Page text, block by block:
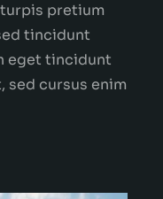
pretium
tincidunt
eget tincidunt
sed cursus enim